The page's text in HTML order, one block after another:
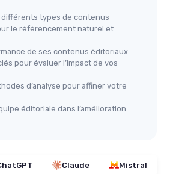
différents types de contenus
le référencement naturel et
de ses contenus éditoriaux
pour évaluer l’impact de vos
d’analyse pour affiner votre
éditoriale dans l’amélioration
Claude Mistral